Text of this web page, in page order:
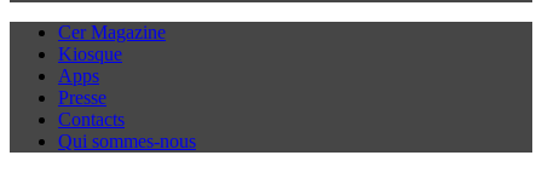
Cer Magazine
Kiosque
Apps
Presse
Contacts
Qui sommes-nous